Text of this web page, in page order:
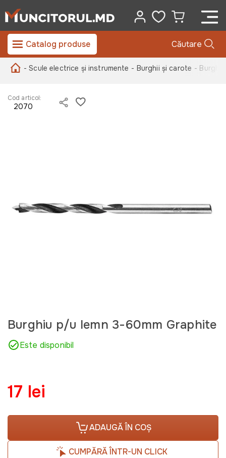
Catalog produse Căutare
- Scule electrice și instrumente - Burghii și carote -
Cod articol:
2070
Burghiu p/u lemn 3-60mm Graphite
Este disponibil
17 lei
ADAUGĂ ÎN COȘ
CUMPĂRĂ ÎNTR-UN CLICK